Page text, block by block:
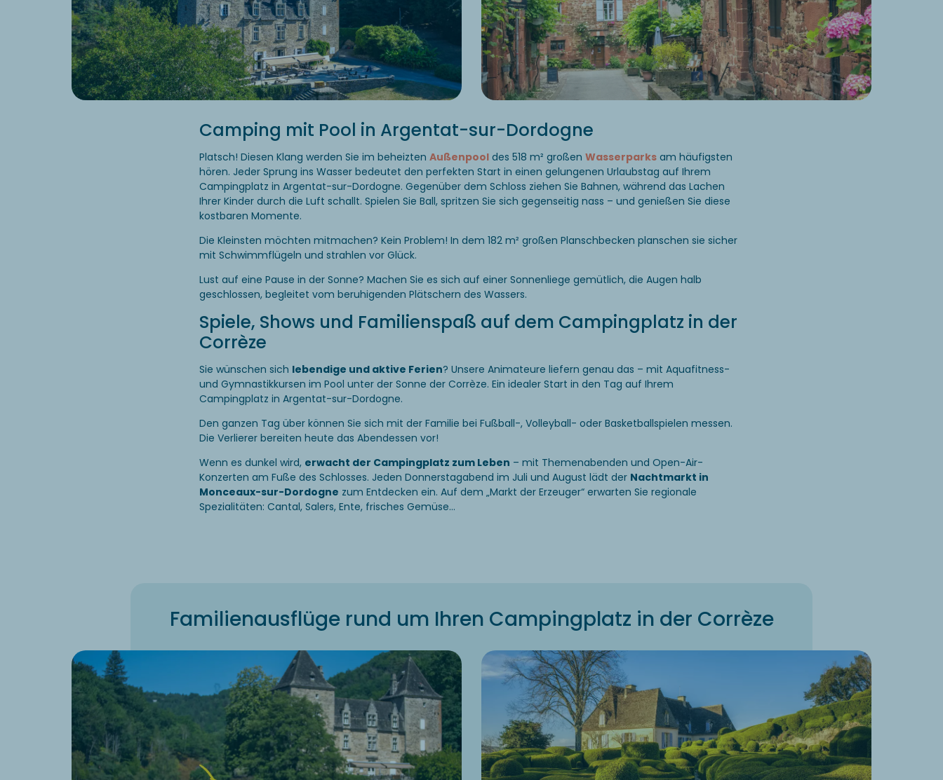
Camping mit Pool in Argentat-sur-Dordogne
Platsch! Diesen Klang werden Sie im beheizten Außenpool des 518 m² großen Wasserparks am häufigsten
hören. Jeder Sprung ins Wasser bedeutet den perfekten Start in einen gelungenen Urlaubstag auf Ihrem
Campingplatz in Argentat-sur-Dordogne. Gegenüber dem Schloss ziehen Sie Bahnen, während das Lachen
Ihrer Kinder durch die Luft schallt. Spielen Sie Ball, spritzen Sie sich gegenseitig nass – und genießen Sie diese
kostbaren Momente.
Die Kleinsten möchten mitmachen? Kein Problem! In dem 182 m² großen Planschbecken planschen sie sicher
mit Schwimmflügeln und strahlen vor Glück.
Lust auf eine Pause in der Sonne? Machen Sie es sich auf einer Sonnenliege gemütlich, die Augen halb
geschlossen, begleitet vom beruhigenden Plätschern des Wassers.
Spiele, Shows und Familienspaß auf dem Campingplatz in der
Corrèze
Sie wünschen sich lebendige und aktive Ferien? Unsere Animateure liefern genau das – mit Aquafitness-
und Gymnastikkursen im Pool unter der Sonne der Corrèze. Ein idealer Start in den Tag auf Ihrem
Campingplatz in Argentat-sur-Dordogne.
Den ganzen Tag über können Sie sich mit der Familie bei Fußball-, Volleyball- oder Basketballspielen messen.
Die Verlierer bereiten heute das Abendessen vor!
Wenn es dunkel wird, erwacht der Campingplatz zum Leben – mit Themenabenden und Open-Air-
Konzerten am Fuße des Schlosses. Jeden Donnerstagabend im Juli und August lädt der Nachtmarkt in
Monceaux-sur-Dordogne zum Entdecken ein. Auf dem „Markt der Erzeuger“ erwarten Sie regionale
Spezialitäten: Cantal, Salers, Ente, frisches Gemüse…
Familienausflüge rund um Ihren Campingplatz in der Corrèze